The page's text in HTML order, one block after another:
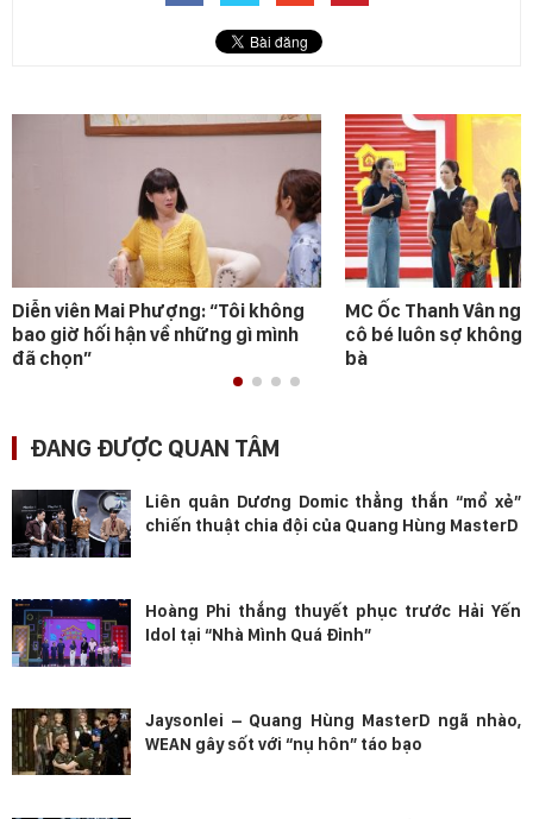
Diễn viên Mai Phượng: “Tôi không
bao giờ hối hận về những gì mình
đã chọn”
MC Ốc Thanh Vân
cô bé luôn sợ không
bà
ĐANG ĐƯỢC QUAN TÂM
Liên quân Dương Domic thẳng thắn “mổ xẻ”
chiến thuật chia đội của Quang Hùng MasterD
Hoàng Phi thắng thuyết phục trước Hải Yến
Idol tại “Nhà Mình Quá Đỉnh”
Jaysonlei – Quang Hùng MasterD ngã nhào,
WEAN gây sốt với “nụ hôn” táo bạo